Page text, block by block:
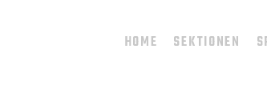
HOME SEKTIONEN